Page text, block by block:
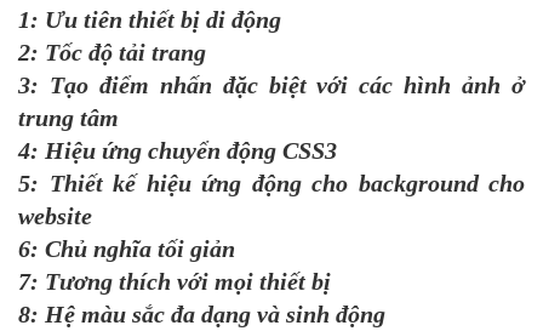
1: Ưu tiên thiết bị di động
2: Tốc độ tải trang
3: Tạo điểm nhấn đặc biệt với các hình ảnh ở
trung tâm
4: Hiệu ứng chuyển động CSS3
5: Thiết kế hiệu ứng động cho background cho
website
6: Chủ nghĩa tối giản
7: Tương thích với mọi thiết bị
8: Hệ màu sắc đa dạng và sinh động